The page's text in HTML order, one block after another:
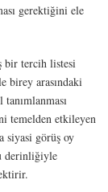
gerektiğini ele
bir tercih listesi
birey arasındaki
temelden etkileyen
siyasi görüş oy
derinliğiyle